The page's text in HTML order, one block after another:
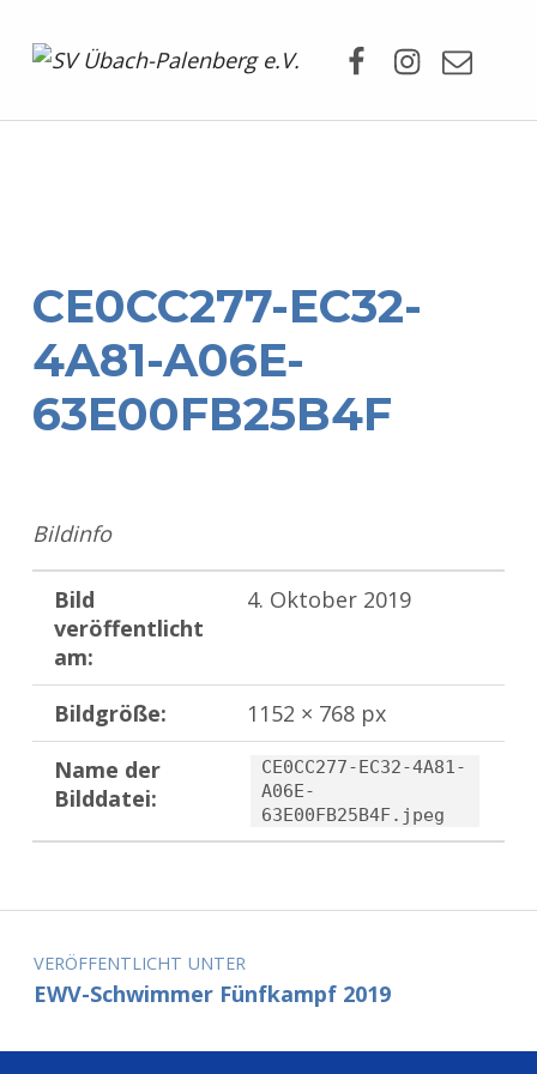
CE0CC277-EC32-
4A81-A06E-
63E00FB25B4F
Bildinfo
Bild
veröffentlicht
am:
4. Oktober 2019
Bildgröße:
1152 × 768 px
Name der
Bilddatei:
CE0CC277-EC32-4A81-
A06E-
63E00FB25B4F.jpeg
Zurück zur Hauptnavigation springen
Beitragsnavigation
VERÖFFENTLICHT UNTER
EWV-Schwimmer Fünfkampf 2019